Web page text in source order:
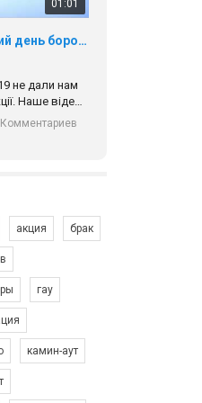
01:01
17 травня IDAHO. Міжнародний день боротьби з гомофобією трансфобією і біфобія.
не дали нам
Наше відео-
у різних
ми разом. Ми
рівності та
Зупинимо насильство проти ЛГБТ в Україні! Stop violence against LGBT in Ukraine!
на
акция брак
гау
камин-аут